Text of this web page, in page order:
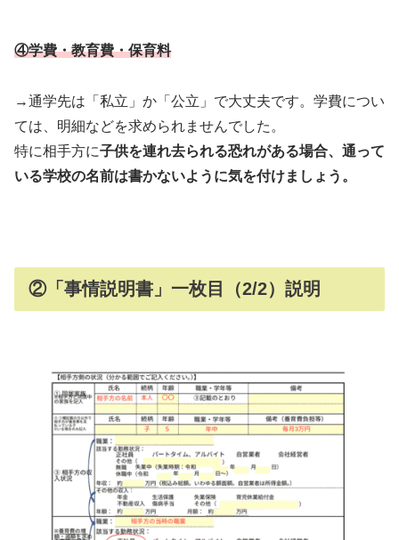
④学費・教育費・保育料
→通学先は「私立」か「公立」で大丈夫です。学費につい
ては、明細などを求められませんでした。
特に相手方に子供を連れ去られる恐れがある場合、通って
いる学校の名前は書かないように気を付けましょう。
②「事情説明書」一枚目（2/2）説明